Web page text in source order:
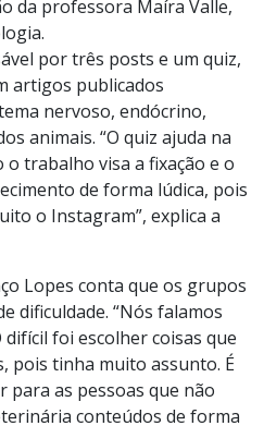
da professora Maíra Valle,
por três posts e um quiz,
artigos publicados
nervoso, endócrino,
animais. “O quiz ajuda na
trabalho visa a fixação e o
de forma lúdica, pois
o Instagram”, explica a
Lopes conta que os grupos
dificuldade. “Nós falamos
foi escolher coisas que
pois tinha muito assunto. É
para as pessoas que não
conteúdos de forma